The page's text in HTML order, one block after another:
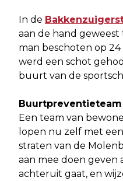
In de
aan de hand geweest
man beschoten op
werd een schot
buurt van de
Buurtpreventieteam
Een team van
lopen nu zelf met
straten van de
aan mee doen geven
achteruit gaat, en